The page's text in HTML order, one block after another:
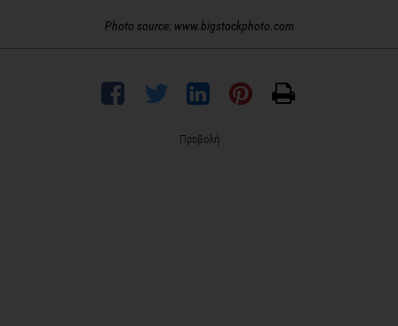
Photo source: www.bigstockphoto.com
Προβολή